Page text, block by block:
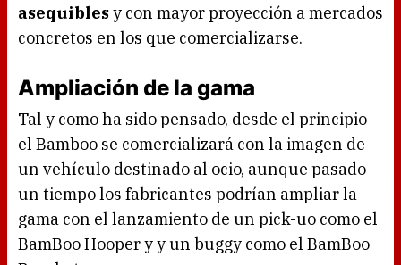
asequiblesy con mayor proyección a mercados
concretos en los que comercializarse.
Ampliación de la gama
Tal y como ha sido pensado, desde el principio
el Bamboo se comercializará con la imagen de
un vehículo destinado al ocio, aunque pasado
un tiempo los fabricantes podrían ampliar la
gama con el lanzamiento de un pick-uo como el
BamBoo Hooper y y un buggy como el BamBoo